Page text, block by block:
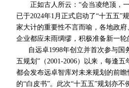
正如古人所云：“会当凌绝顶，一
已于2024年1月正式启动了“十五五”
家大计的重要性不言而喻，各地政
企业都应未雨绸缪，积极准备新一轮
自远卓1998年创立并首次参与国
五规划”（2001-2006）以来，每逢
都会发布远卓智库对未来规划的前
的“白皮书”。此次“十五五”规划亦不